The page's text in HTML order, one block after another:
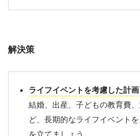
解決策
ライフイベントを考慮した計画
結婚、出産、子どもの教育費
ど、長期的なライフイベント